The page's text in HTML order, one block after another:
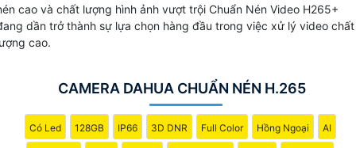
cao và chất lượng hình ảnh vượt trội Chuẩn Nén Video H265+
dần trở thành sự lựa chọn hàng đầu trong việc xử lý video chất
cao.
CAMERA DAHUA CHUẨN NÉN H.265
Có Led 128GB IP66 3D DNR Full Color Hồng Ngoại AI